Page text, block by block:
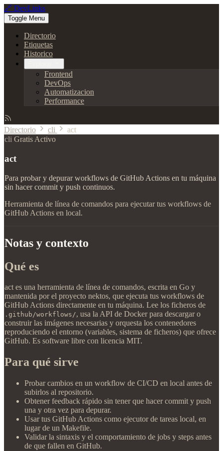
🔗 DevLinks
Toggle Menu
Directorio
Etiquetas
Historico
Frontend
DevOps
Automatizacion
Performance
Directorio cli
act
cli Gratis Activo
act
Para probar y depurar workflows de GitHub Actions en tu máquina
sin hacer commit y push continuos.
Herramienta de línea de comandos para ejecutar tus workflows de
GitHub Actions en local.
Notas y contexto
Qué es
act es una herramienta de línea de comandos, escrita en Go y
mantenida por el proyecto nektos, que ejecuta tus workflows de
GitHub Actions directamente en tu máquina. Lee los ficheros de
.github/workflows/, usa la API de Docker para descargar o
construir las imágenes necesarias y orquesta los contenedores
reproduciendo el entorno (variables, sistema de ficheros) que ofrece
GitHub. Es software libre con licencia MIT.
Para qué sirve
Probar cambios en un workflow de CI/CD en local antes de
subirlos al repositorio.
Obtener feedback rápido sin tener que hacer commit y push
una y otra vez para depurar.
Usar tus GitHub Actions como ejecutor de tareas local, en
lugar de un Makefile.
Validar la sintaxis y el comportamiento de jobs y steps antes
de que fallen en GitHub.